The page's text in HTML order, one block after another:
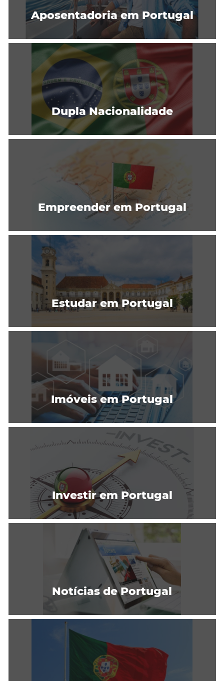
Aposentadoria em Portugal
Dupla Nacionalidade
Empreender em Portugal
Estudar em Portugal
Imóveis em Portugal
Investir em Portugal
Notícias de Portugal